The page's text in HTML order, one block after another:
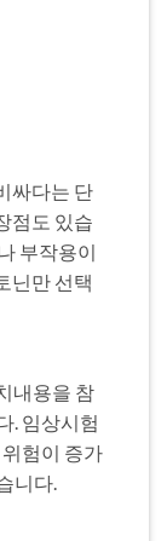
싸다는 단
점도 있습
부작용이
닌만 선택
내용을 참
. 임상시험
험이 증가
니다.